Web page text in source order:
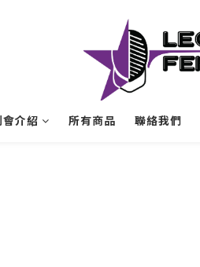
會介紹 所有商品 聯絡我們